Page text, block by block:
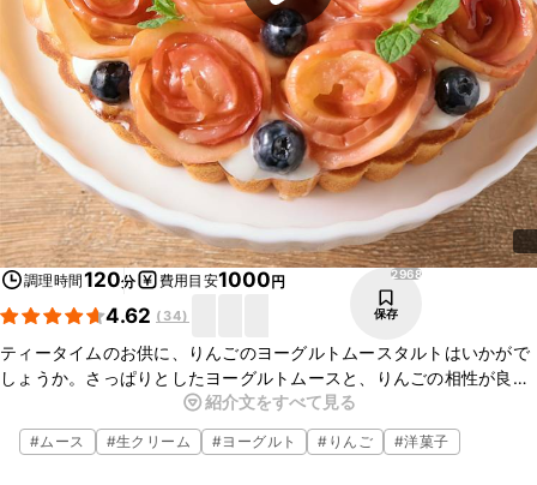
調理時間120分 費用目安1000円
4.62 ( 34)
2968
保存
ティータイムのお供に、りんごのヨーグルトムースタルトはいかがで
しょうか。さっぱりとしたヨーグルトムースと、りんごの相性が良
く、とてもおいしいですよ。市販のタルト生地を使うと、とても簡単
に作れるので、ぜひお試しくださいね。
紹介文をすべて見る
#ムース #生クリーム #ヨーグルト # りんご #洋菓子